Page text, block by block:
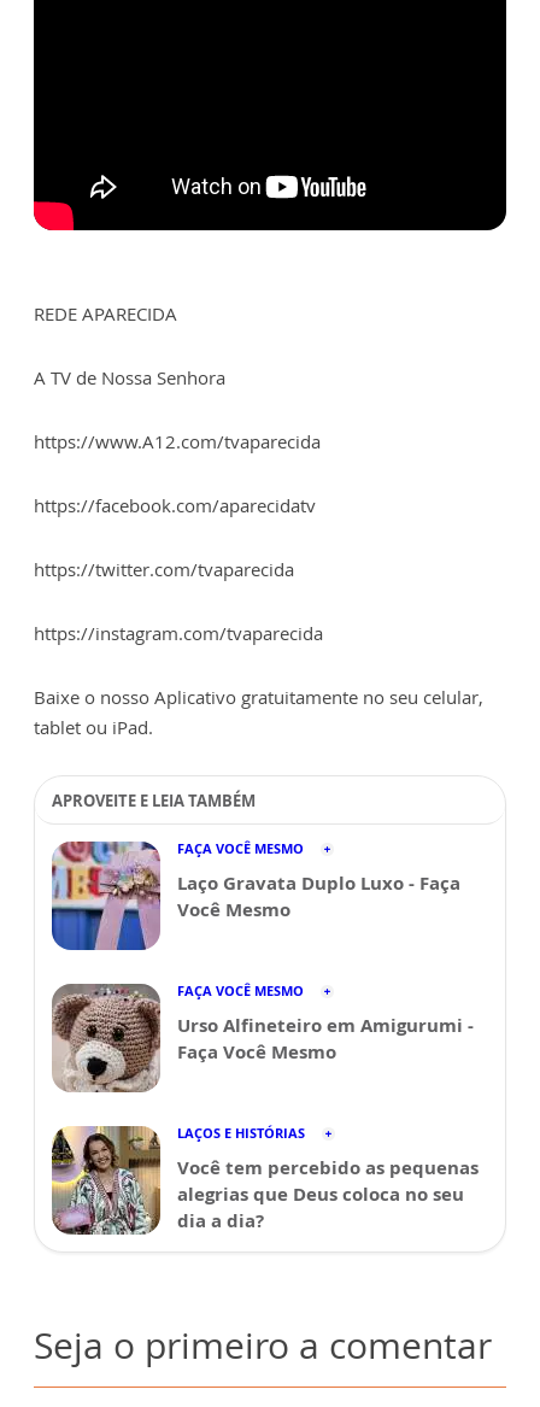
REDE APARECIDA
A TV de Nossa Senhora
https://www.A12.com/tvaparecida
https://facebook.com/aparecidatv
https://twitter.com/tvaparecida
https://instagram.com/tvaparecida
Baixe o nosso Aplicativo gratuitamente no seu celular,
tablet ou iPad.
APROVEITE E LEIA TAMBÉM
FAÇA VOCÊ MESMO
Laço Gravata Duplo Luxo - Faça
Você Mesmo
FAÇA VOCÊ MESMO
Urso Alfineteiro em Amigurumi -
Faça Você Mesmo
LAÇOS E HISTÓRIAS
Você tem percebido as pequenas
alegrias que Deus coloca no seu
dia a dia?
Seja o primeiro a comentar